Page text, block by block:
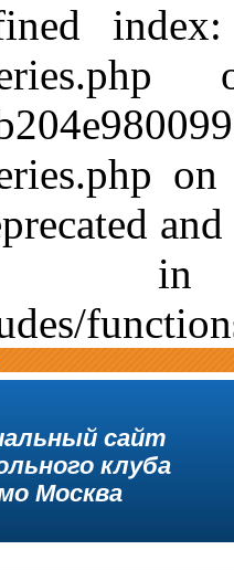
/var/
сайт
клуба
Москва